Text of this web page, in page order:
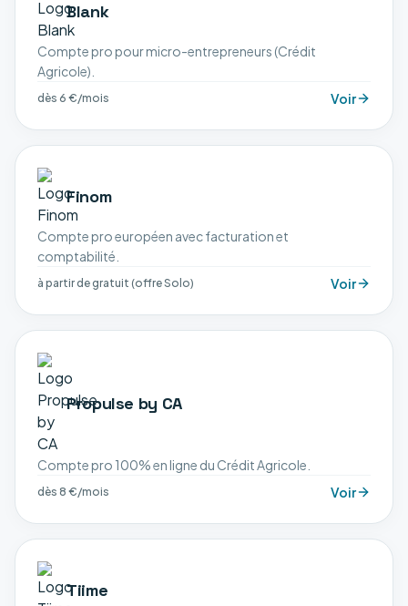
Blank
Compte pro pour micro-entrepreneurs (Crédit
Agricole).
dès 6 €/mois Voir
Finom
Compte pro européen avec facturation et
comptabilité.
à partir de gratuit (offre Solo) Voir
Propulse by CA
Compte pro 100% en ligne du Crédit Agricole.
dès 8 €/mois Voir
Tiime